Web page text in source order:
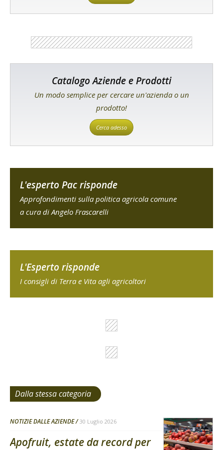
Catalogo Aziende e Prodotti
Un modo semplice per cercare un'azienda o un
prodotto!
Cerca adesso
L'esperto Pac risponde
Approfondimenti sulla politica agricola comune
a cura di Angelo Frascarelli
L'Esperto risponde
I consigli di Terra e Vita agli agricoltori
Dalla stessa categoria
NOTIZIE DALLE AZIENDE 30 Luglio 2026
Apofruit, estate da record per